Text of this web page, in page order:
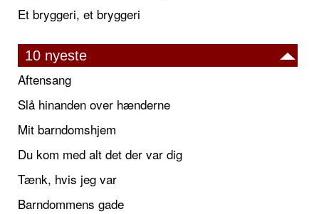
Et bryggeri, et bryggeri
10 nyeste
Aftensang
Slå hinanden over hænderne
Mit barndomshjem
Du kom med alt det der var dig
Tænk, hvis jeg var
Barndommens gade